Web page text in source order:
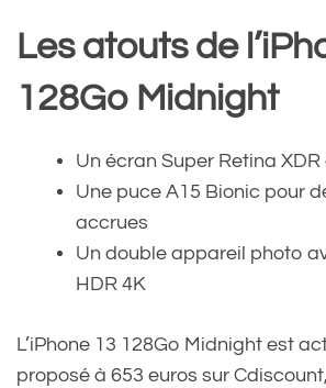
Les atouts de
128Go Midnight
Un écran Super Retina
Une puce A15 Bionic pour
accrues
Un double appareil photo
HDR 4K
L’iPhone 13 128Go Midnight est
proposé à 653 euros sur